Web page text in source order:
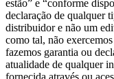
estão” e “conforme
declaração de qualquer
distribuidor e não um
como tal, não
fazemos garantia ou
atualidade de qualquer
fornecida através ou